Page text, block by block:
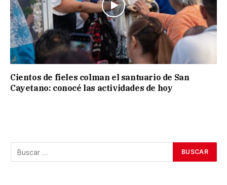
Cientos de fieles colman el santuario de San
Cayetano: conocé las actividades de hoy